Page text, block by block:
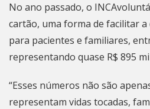
No ano passado, o
cartão, uma forma de facilitar
para pacientes e familiares,
representando quase R$ 895
“Esses números não são
representam vidas tocadas,